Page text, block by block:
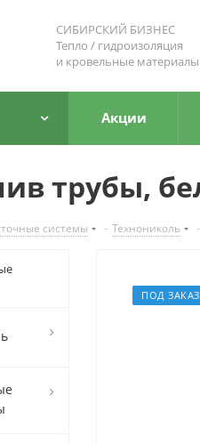
СИБИРСКИЙ БИЗНЕС
Тепло / гидроизоляция
и кровельные материалы
Акции
трубы,
системы - Технониколь -
ПОД ЗАКАЗ